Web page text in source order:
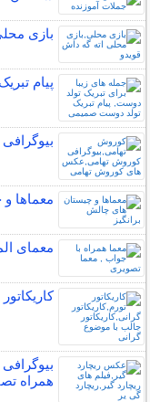
بازی
پیام
معماها
معمای
بیوگرافی
همراه